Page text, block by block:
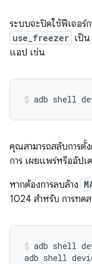
ระบบจะปิดใช้ฟีเจอร์
use_freezer เป็น
แอป เช่น
adb shell
คุณสามารถสลับการตั้
การ เผยแพร่หรืออัป
หากต้องการลบล้าง
1024 สำหรับ การทด
adb shell
adb shell